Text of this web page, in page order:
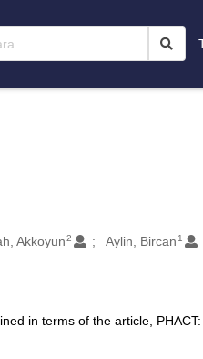
Akkoyun 2 Aylin, Bircan 1
in terms of the article,